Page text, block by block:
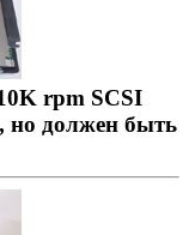
rpm SCSI
но должен быть